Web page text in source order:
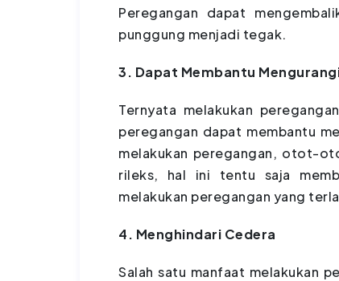
Peregangan dapat
punggung menjadi tegak.
3. Dapat Membantu
Ternyata melakukan
peregangan dapat membantu
melakukan peregangan, otot-
rileks, hal ini tentu saja
melakukan peregangan yang
4. Menghindari Cedera
Salah satu manfaat melakukan